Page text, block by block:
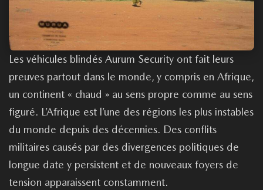
Les véhicules blindés Aurum Security ont fait leurs
preuves partout dans le monde, y compris en Afrique,
un continent « chaud » au sens propre comme au sens
figuré. L’Afrique est l’une des régions les plus instables
du monde depuis des décennies. Des conflits
militaires causés par des divergences politiques de
longue date y persistent et de nouveaux foyers de
tension apparaissent constamment.